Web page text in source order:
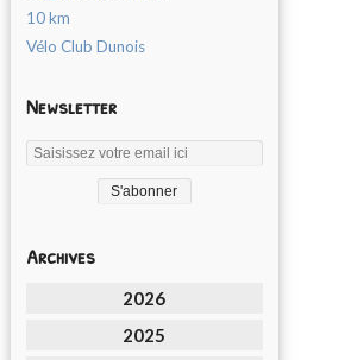
10 km
Vélo Club Dunois
Newsletter
Archives
2026
2025